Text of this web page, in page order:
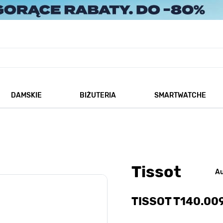
DAMSKIE
BIŻUTERIA
SMARTWATCHE
Tissot
TISSOT